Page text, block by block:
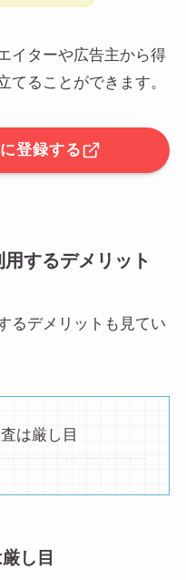
イターや広告主から得
てることができます。
登録する
用するデメリット
るデメリットも見てい
は厳し目
し目